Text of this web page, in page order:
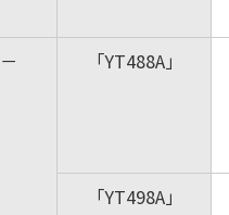
－ 「YT488A」
「YT498A」